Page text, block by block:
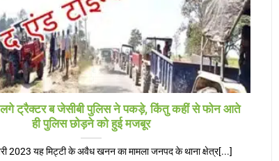
ट्रैक्टर ब जेसीबी पुलिस ने पकड़े, किंतु कहीं से फोन आते
ही पुलिस छोड़ने को हुई मजबूर
2023 यह मिट्टी के अवैध खनन का मामला जनपद के थाना क्षेत्र[...]